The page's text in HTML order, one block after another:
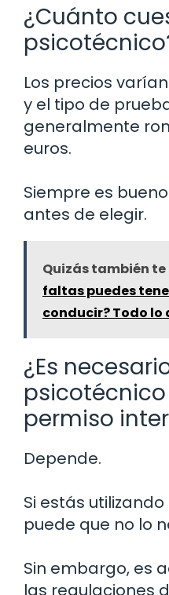
¿Cuánto
Los precios
y el tipo de
generalmente
euros.
Siempre es
antes de elegir.
Quizás también te
faltas puedes
conducir? Todo lo
¿Es
permiso
Depende.
Si estás
puede que no lo
Sin embargo, es
las regulaciones